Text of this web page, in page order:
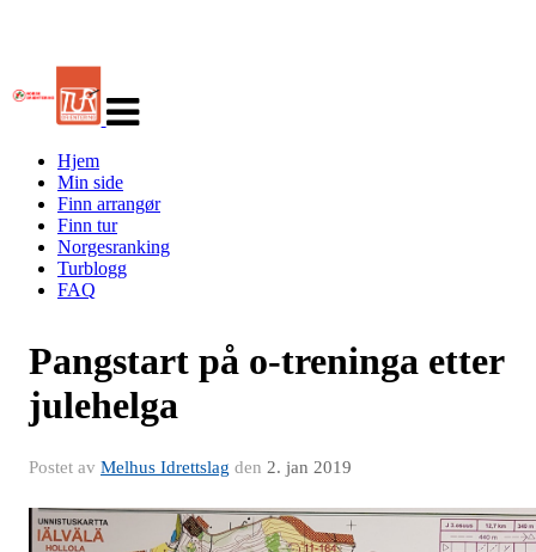
navigasjon
Hjem
Min side
Finn arrangør
Finn tur
Norgesranking
Turblogg
FAQ
Pangstart på o-treninga etter
julehelga
Postet av Melhus Idrettslag den 2. jan 2019